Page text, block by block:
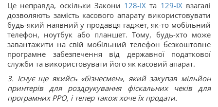
Це неправда, оскільки Закони 128-IX та 129-IXвзагалі
дозволяють замість касового апарату використовувати
будь-який наявний у продавця гаджет, як-то мобільний
телефон, ноутбук або планшет. Тому, будь-хто може
завантажити на свій мобільний телефон безкоштовне
програмне забезпечення від державної податкової
служби та використовувати його як касовий апарат.
3. Існує ще якийсь «бізнесмен», який закупав мільйон
принтерів для роздрукування фіскальних чеків для
програмних РРО, і тепер також хоче їх продати.